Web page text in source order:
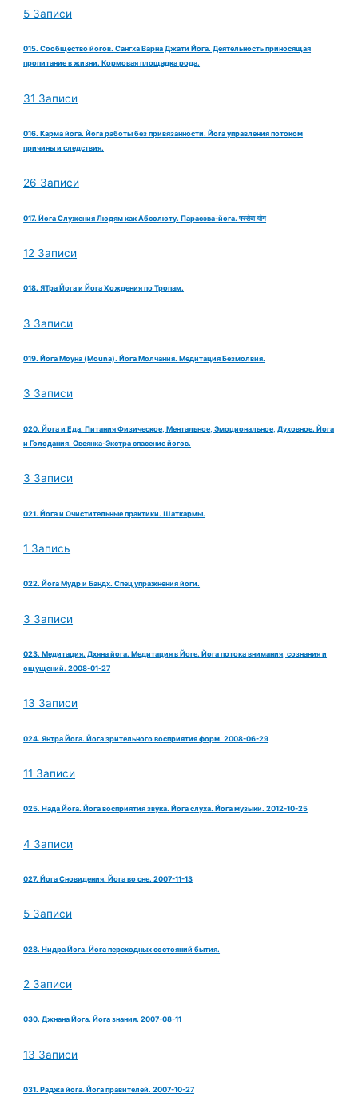
5 Записи
015. Сообщество йогов. Сангха Варна Джати Йога. Деятельность приносящая
пропитание в жизни. Кормовая площадка рода.
31 Записи
016. Карма йога. Йога работы без привязанности. Йога управления потоком
причины и следствия.
26 Записи
017. Йога Служения Людям как Абсолюту. Парасэва-йога. परसेवा योग
12 Записи
018. ЯТра Йога и Йога Хождения по Тропам.
3 Записи
019. Йога Моуна (Mouna). Йога Молчания. Медитация Безмолвия.
3 Записи
020. Йога и Еда. Питания Физическое, Ментальное, Эмоциональное, Духовное. Йога
и Голодания. Овсянка-Экстра спасение йогов.
3 Записи
021. Йога и Очистительные практики. Шаткармы.
1 Запись
022. Йога Мудр и Бандх. Спец упражнения йоги.
3 Записи
023. Медитация. Дхяна йога. Медитация в Йоге. Йога потока внимания, сознания и
ощущений. 2008-01-27
13 Записи
024. Янтра Йога. Йога зрительного восприятия форм. 2008-06-29
11 Записи
025. Нада Йога. Йога восприятия звука. Йога слуха. Йога музыки. 2012-10-25
4 Записи
027. Йога Сновидения. Йога во сне. 2007-11-13
5 Записи
028. Нидра Йога. Йога переходных состояний бытия.
2 Записи
030. Джнана Йога. Йога знания. 2007-08-11
13 Записи
031. Раджа йога. Йога правителей. 2007-10-27